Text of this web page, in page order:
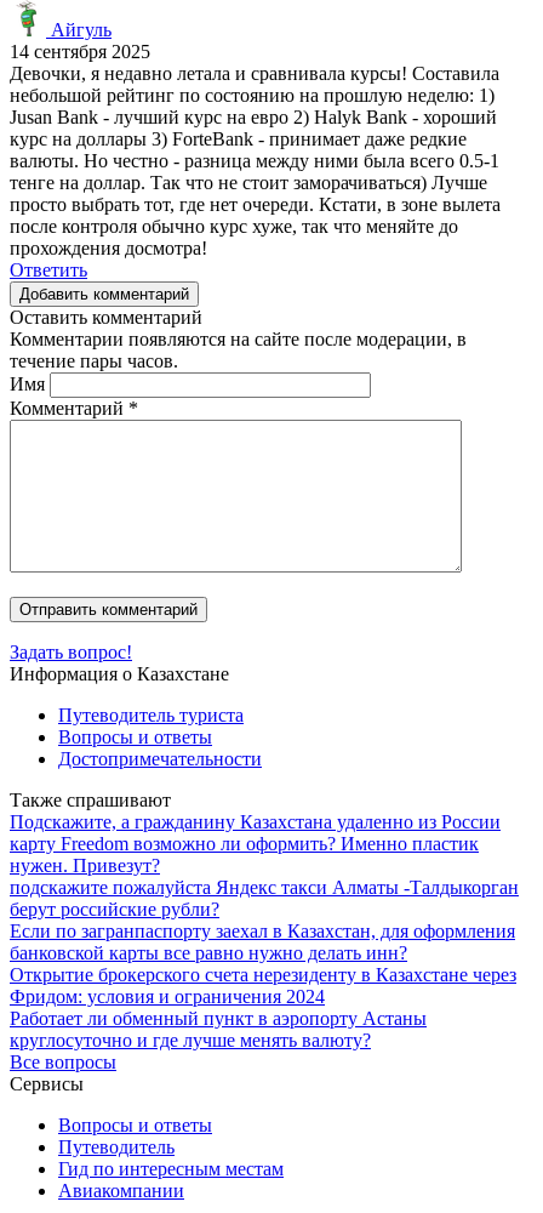
Айгуль
14 сентября 2025
Девочки, я недавно летала и сравнивала курсы! Составила
небольшой рейтинг по состоянию на прошлую неделю: 1)
Jusan Bank - лучший курс на евро 2) Halyk Bank - хороший
курс на доллары 3) ForteBank - принимает даже редкие
валюты. Но честно - разница между ними была всего 0.5-1
тенге на доллар. Так что не стоит заморачиваться) Лучше
просто выбрать тот, где нет очереди. Кстати, в зоне вылета
после контроля обычно курс хуже, так что меняйте до
прохождения досмотра!
Ответить
Добавить комментарий
Оставить комментарий
Комментарии появляются на сайте после модерации, в
течение пары часов.
Имя
Комментарий *
Задать вопрос!
Информация о Казахстане
Путеводитель туриста
Вопросы и ответы
Достопримечательности
Также спрашивают
Подскажите, а гражданину Казахстана удаленно из России
карту Freedom возможно ли оформить? Именно пластик
нужен. Привезут?
подскажите пожалуйста Яндекс такси Алматы -Талдыкорган
берут российские рубли?
Если по загранпаспорту заехал в Казахстан, для оформления
банковской карты все равно нужно делать инн?
Открытие брокерского счета нерезиденту в Казахстане через
Фридом: условия и ограничения 2024
Работает ли обменный пункт в аэропорту Астаны
круглосуточно и где лучше менять валюту?
Все вопросы
Сервисы
Вопросы и ответы
Путеводитель
Гид по интересным местам
Авиакомпании